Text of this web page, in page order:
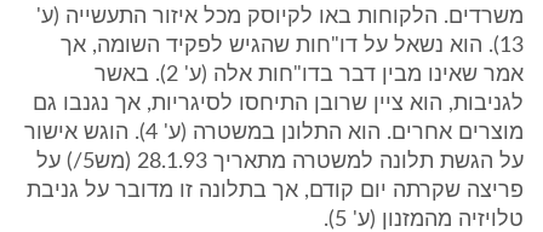
משרדים. הלקוחות באו לקיוסק מכל איזור התעשייה (ע'
13). הוא נשאל על דו"חות שהגיש לפקיד השומה, אך
אמר שאינו מבין דבר בדו"חות אלה (ע' 2). באשר
לגניבות, הוא ציין שרובן התיחסו לסיגריות, אך נגנבו גם
מוצרים אחרים. הוא התלונן במשטרה (ע' 4). הוגש אישור
על הגשת תלונה למשטרה מתאריך 28.1.93 (מש5/) על
פריצה שקרתה יום קודם, אך בתלונה זו מדובר על גניבת
טלויזיה מהמזנון (ע' 5).